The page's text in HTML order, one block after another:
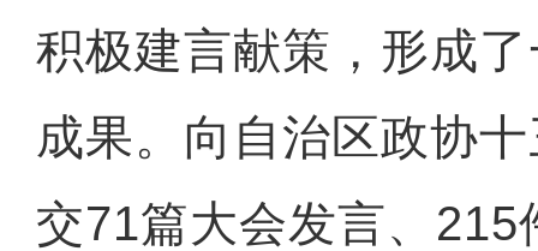
积极建言献策，形成
成果。向自治区政协
交71篇大会发言、215